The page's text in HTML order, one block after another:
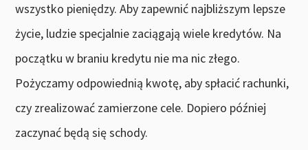
wszystko pieniędzy. Aby zapewnić najbliższym lepsze
życie, ludzie specjalnie zaciągają wiele kredytów. Na
początku w braniu kredytu nie ma nic złego.
Pożyczamy odpowiednią kwotę, aby spłacić rachunki,
czy zrealizować zamierzone cele. Dopiero później
zaczynać będą się schody.